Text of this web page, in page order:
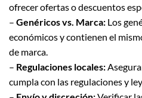
ofrecer ofertas o descuentos
– Genéricos vs. Marca: Los
económicos y contienen el
de marca.
– Regulaciones locales:
cumpla con las regulaciones y